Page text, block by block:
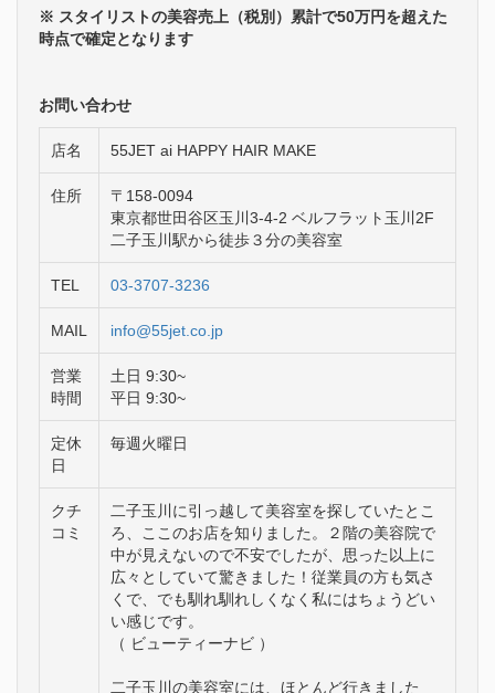
※ スタイリストの美容売上（税別）累計で50万円を超えた
時点で確定となります
お問い合わせ
店名 55JET ai HAPPY HAIR MAKE
住所
〒158-0094
東京都世田谷区玉川3-4-2 ベルフラット玉川2F
二子玉川駅から徒歩３分の美容室
TEL 03-3707-3236
MAIL info@55jet.co.jp
営業
時間
土日 9:30~
平日 9:30~
定休
日
毎週火曜日
クチ
コミ
二子玉川に引っ越して美容室を探していたとこ
ろ、ここのお店を知りました。２階の美容院で
中が見えないので不安でしたが、思った以上に
広々としていて驚きました！従業員の方も気さ
くで、でも馴れ馴れしくなく私にはちょうどい
い感じです。
（ ビューティーナビ ）
二子玉川の美容室には、ほとんど行きました